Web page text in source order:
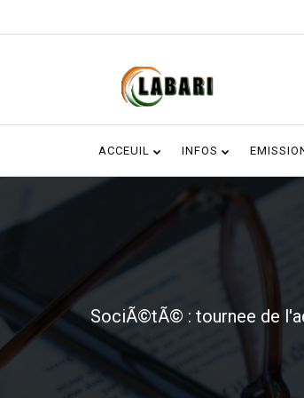
ACCEUIL INFOS
SociÃ©tÃ© : tournee de